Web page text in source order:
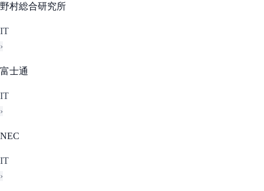
野村総合研究所
IT
›
富士通
IT
›
NEC
IT
›